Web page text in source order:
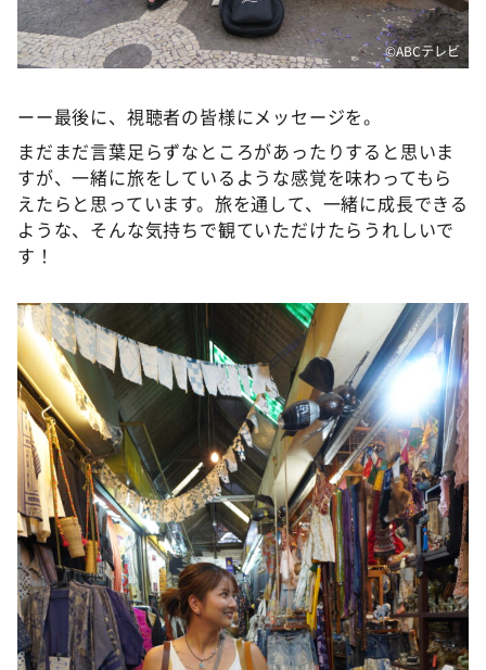
©️ABCテレビ
ーー最後に、視聴者の皆様にメッセージを。
まだまだ言葉足らずなところがあったりすると思いま
すが、一緒に旅をしているような感覚を味わってもら
えたらと思っています。旅を通して、一緒に成長できる
ような、そんな気持ちで観ていただけたらうれしいで
す！